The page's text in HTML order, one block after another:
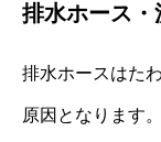
排水ホース
排水ホースはた
原因となります